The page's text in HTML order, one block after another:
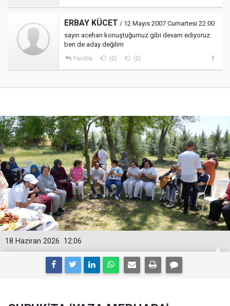
ERBAY KÜCET / 12 Mayıs 2007 Cumartesi 22:00
sayın acehan konuştuğumuz gibi devam ediyoruz.
ben de aday değilim
Yanıtla (0) (0)
12:06
18 Haziran 2026